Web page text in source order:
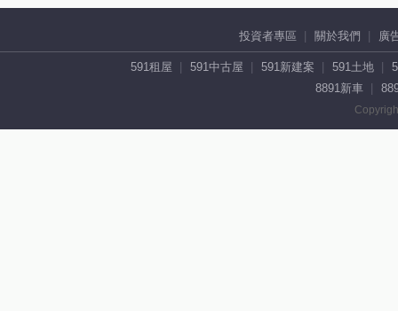
投資者專區 關於我們 廣
591租屋 591中古屋 591新建案 591土地
8891新車